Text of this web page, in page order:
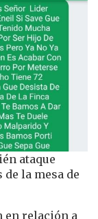
ataque
la mesa de
en relación a